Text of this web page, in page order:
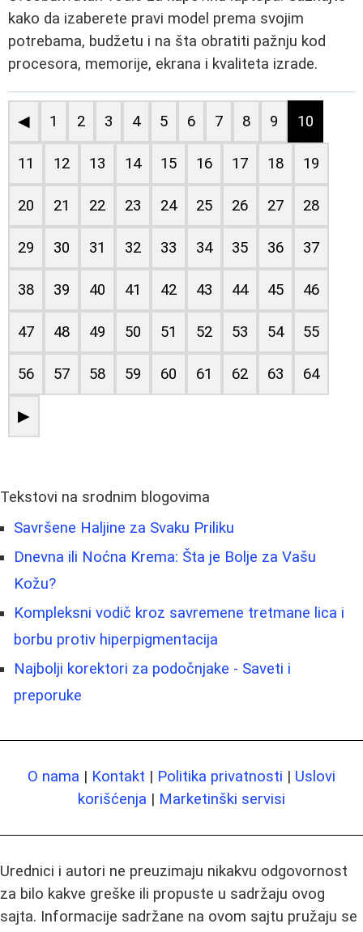
kako da izaberete pravi model prema svojim
potrebama, budžetu i na šta obratiti pažnju kod
procesora, memorije, ekrana i kvaliteta izrade.
◀ 1 2 3 4 5 6 7 8 9 10
11 12 13 14 15 16 17 18 19
20 21 22 23 24 25 26 27 28
29 30 31 32 33 34 35 36 37
38 39 40 41 42 43 44 45 46
47 48 49 50 51 52 53 54 55
56 57 58 59 60 61 62 63 64
▶
Tekstovi na srodnim blogovima
Savršene Haljine za Svaku Priliku
Dnevna ili Noćna Krema: Šta je Bolje za Vašu
Kožu?
Kompleksni vodič kroz savremene tretmane lica i
borbu protiv hiperpigmentacija
Najbolji korektori za podočnjake - Saveti i
preporuke
O nama | Kontakt | Politika privatnosti | Uslovi
korišćenja | Marketinški servisi
Urednici i autori ne preuzimaju nikakvu odgovornost
za bilo kakve greške ili propuste u sadržaju ovog
sajta. Informacije sadržane na ovom sajtu pružaju se